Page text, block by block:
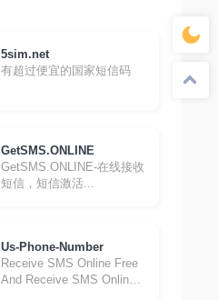
5sim.net
有超过便宜的国家短信码
GetSMS.ONLINE
GetSMS.ONLINE-在线接收
短信，短信激活...
Us-Phone-Number
Receive SMS Online Free
And Receive SMS Online